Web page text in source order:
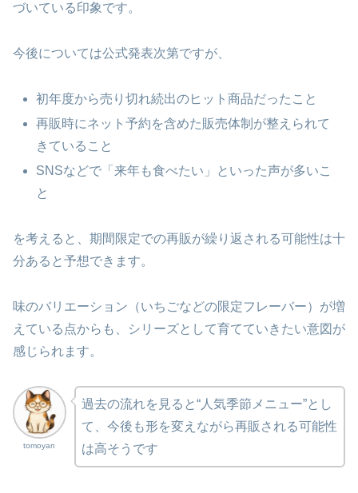
づいている印象です。
今後については公式発表次第ですが、
初年度から売り切れ続出のヒット商品だったこと
再販時にネット予約を含めた販売体制が整えられて
きていること
SNSなどで「来年も食べたい」といった声が多いこ
と
を考えると、期間限定での再販が繰り返される可能性は十
分あると予想できます。
味のバリエーション（いちごなどの限定フレーバー）が増
えている点からも、シリーズとして育てていきたい意図が
感じられます。
tomoyan
過去の流れを見ると“人気季節メニュー”とし
て、今後も形を変えながら再販される可能性
は高そうです